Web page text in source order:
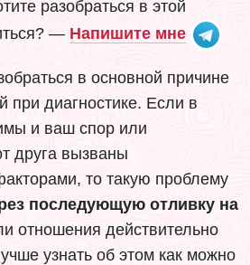
разобраться в этой
— Напишите мне
в основной причине
при диагностике. Если в
и ваш спор или
друга вызваны
то такую проблему
последующую отливку на
отношения действительно
узнать об этом как можно